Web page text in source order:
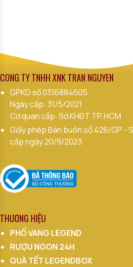
CÔNG TY TNHH XNK TRẦN NGUYÊN
GPKD số0316884605
Ngày cấp: 31/5/2021
Cơ quan cấp: Sở KHĐT TP. HCM
Giấy phép Bán buôn số 426/GP -
cấp ngày 20/9/2023
THƯƠNG HIỆU
PHỐ VANG LEGEND
RƯỢU NGON 24H
QUÀ TẾT LEGENDBOX